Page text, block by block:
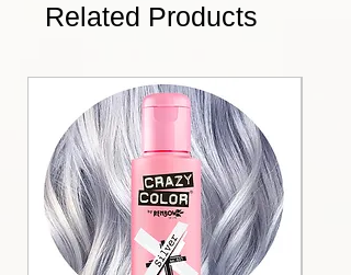
Profesionāla anti-yellow formula
Dermatoloģiski testēta formula
Formula bez SLES un sulfātiem
Related Products